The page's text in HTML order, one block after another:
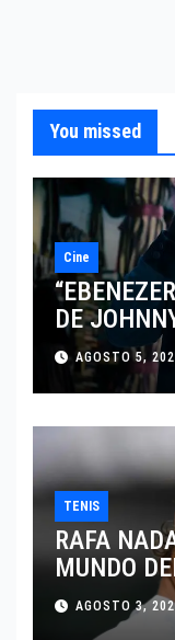
You missed
Cine
DE
TRAS SU
AGOSTO 5,
TENIS
RAFA
MUNDO
AGOSTO 3,